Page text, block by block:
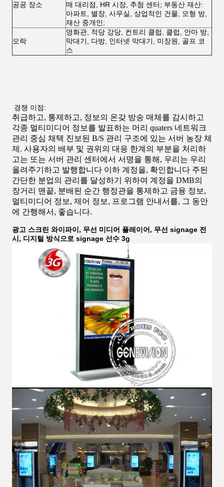
공공 장소
매 대리점, HR 시장, 추첨 센터; 부동산 재산:
아파트, 별장, 사무실, 상업적인 건물, 모형 방,
재산 중개인;
오락
영화관, 적당 강당, 컨트리 클럽, 클럽, 안마 방,
막대기, 다방, 인터넷 막대기, 미장원, 골프 코
스
경쟁 이점:
취급하고, 통제하고, 정보의 온갖 방송 매체를 감시하고
각종 멀티미디어 정보를 발표하는 머리 quaters 네트워크
관리 중심 채택 진보된 B/S 관리 구조에 있는 서버 농장 체
제. 사용자의 배부 및 권위의 대응 한계의 부분을 처리하
고는 또는 서버 관리 센터에서 서명을 통해, 우리는 우리
올려주기하고 발행합니다 이하 계정을, 확인합니다 주된
간단한 분업의 관리를 달성하기 위하여 계정을 DMB의
장거리 맨끝, 분배된 순간 행정관을 통제하고 금융 정보,
멀티미디어 정보, 제어 정보 , 프로그램 안내서를, 그 동안
에 간행해서, 좋습니다.
광고 스크린 와이파이, 무선 미디어 플레이어, 무선 signage 전
시, 디지털 방식으로 signage 선수 3g